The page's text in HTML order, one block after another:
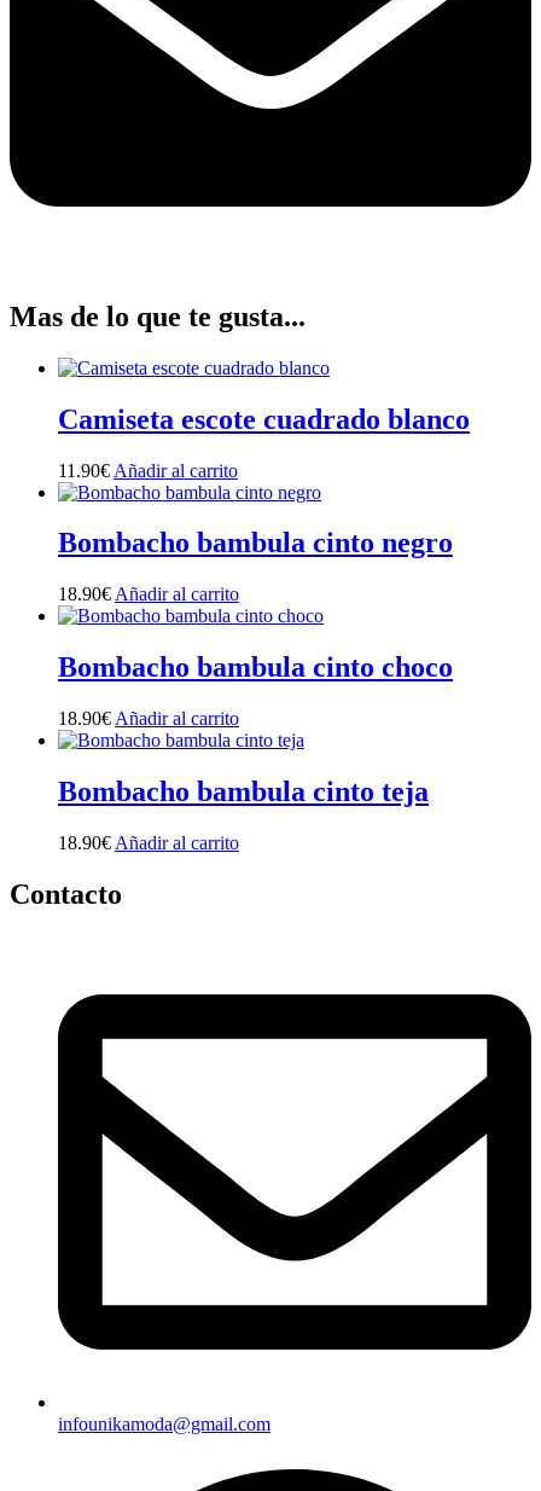
Mas de lo que te gusta...
Camiseta escote cuadrado blanco
11.90€ Añadir al carrito
Bombacho bambula cinto negro
18.90€ Añadir al carrito
Bombacho bambula cinto choco
18.90€ Añadir al carrito
Bombacho bambula cinto teja
18.90€ Añadir al carrito
Contacto
infounikamoda@gmail.com